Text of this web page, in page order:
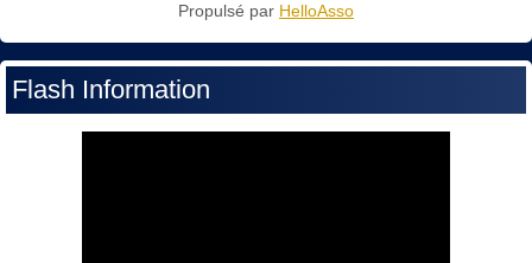
Propulsé par HelloAsso
Flash Information